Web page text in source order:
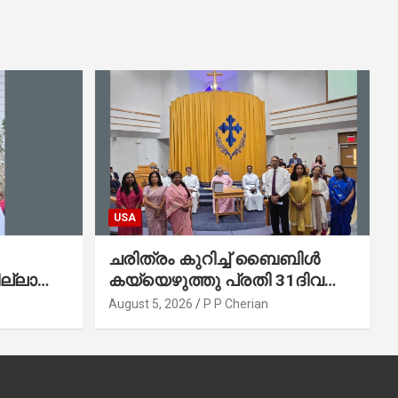
USA
ചരിത്രം കുറിച്ച് ബൈബിൾ
കയ്യെഴുത്തു പ്രതി 31ദിവസം
കൊണ്ട് പൂർത്തിയാക്കി
August 5, 2026 P P Cherian